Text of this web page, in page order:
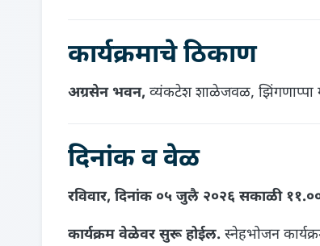
कार्यक्रमाचे ठिकाण
अग्रसेन भवन, व्यंकटेश शाळेजवळ, झिंगणाप्पा
दिनांक व वेळ
रविवार, दिनांक ०५ जुलै २०२६ सकाळी
कार्यक्रम वेळेवर सुरू होईल. स्नेहभोजन